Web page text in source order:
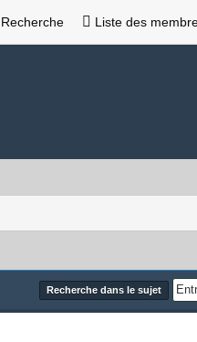
Recherche Liste des
Recherche dans le sujet